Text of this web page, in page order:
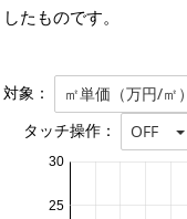
したものです。
対象： ㎡単価（万円/㎡）
タッチ操作： OFF
25
30